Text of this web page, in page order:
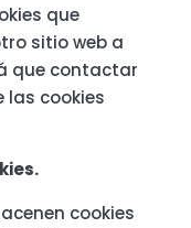
que
sitio web a
que contactar
las cookies
cookies